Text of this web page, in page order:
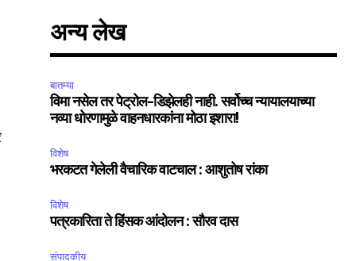
SUBSCRIBE
अन्य लेख
बातम्या
विमा नसेल तर पेट्रोल-डिझेलही नाही. सर्वोच्च न्यायालयाच्या
नव्या धोरणामुळे वाहनधारकांना मोठा इशारा!
विशेष
भरकटत गेलेली वैचारिक वाटचाल : आशुतोष रांका
विशेष
पत्रकारिता ते हिंसक आंदोलन : सौरव दास
संपादकीय